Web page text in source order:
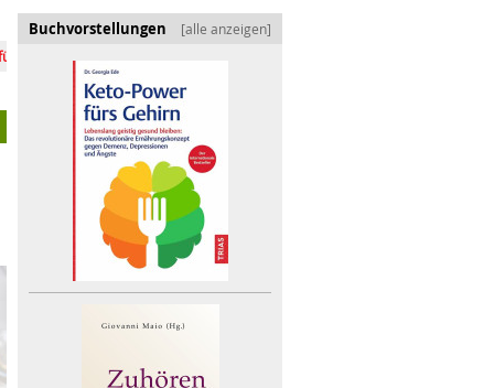
in den SEH
Vision 50 Prozent Bio im LEH?
Buchvorstellungen [alle anzeigen]